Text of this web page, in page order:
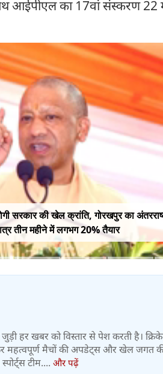
आईपीएल का 17वां संस्करण 22
सरकार की खेल क्रांति, गोरखपुर का
तीन महीने में लगभग 20% तैयार
जुड़ी हर खबर को विस्तार से पेश करती है।
मैचों की अपडेट्स और खेल जगत
टीम.... और पढ़ें